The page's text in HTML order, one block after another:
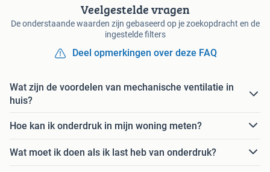
Veelgestelde vragen
De onderstaande waarden zijn gebaseerd op je zoekopdracht en de
ingestelde filters
Deel opmerkingen over deze FAQ
Wat zijn de voordelen van mechanische ventilatie in
huis?
Hoe kan ik onderdruk in mijn woning meten?
Wat moet ik doen als ik last heb van onderdruk?